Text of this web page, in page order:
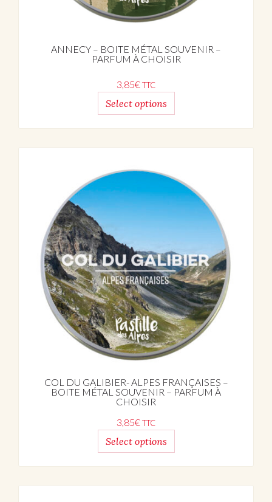
ANNECY – BOITE MÉTAL SOUVENIR –
PARFUM À CHOISIR
3,85€TTC
Select options
COL DU GALIBIER- ALPES FRANÇAISES –
BOITE MÉTAL SOUVENIR – PARFUM À
CHOISIR
3,85€TTC
Select options